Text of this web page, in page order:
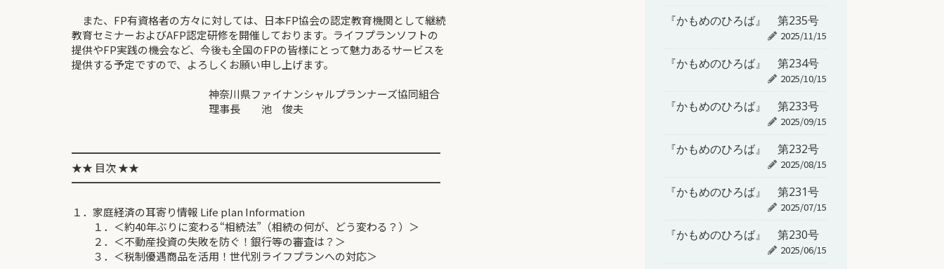
また、FP有資格者の方々に対しては、日本FP協会の認定教育機関として継続
教育セミナーおよびAFP認定研修を開催しております。ライフプランソフトの
提供やFP実践の機会など、今後も全国のFPの皆様にとって魅力あるサービスを
提供する予定ですので、よろしくお願い申し上げます。
神奈川県ファイナンシャルプランナーズ協同組合
理事長 池 俊夫
━━━━━━━━━━━━━━━━━━━━━━━━━━━━━━━━━━━
★★ 目次 ★★
━━━━━━━━━━━━━━━━━━━━━━━━━━━━━━━━━━━
１．家庭経済の耳寄り情報 Life plan Information
１．＜約40年ぶりに変わる“相続法”（相続の何が、どう変わる？）＞
２．＜不動産投資の失敗を防ぐ！銀行等の審査は？＞
３．＜税制優遇商品を活用！世代別ライフプランへの対応＞
『かもめのひろば』 第235号
2025/11/15
『かもめのひろば』 第234号
2025/10/15
『かもめのひろば』 第233号
2025/09/15
『かもめのひろば』 第232号
2025/08/15
『かもめのひろば』 第231号
2025/07/15
『かもめのひろば』 第230号
2025/06/15